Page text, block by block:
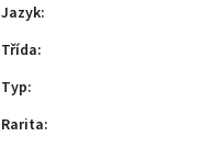
Jazyk:
Třída:
Typ:
Rarita: